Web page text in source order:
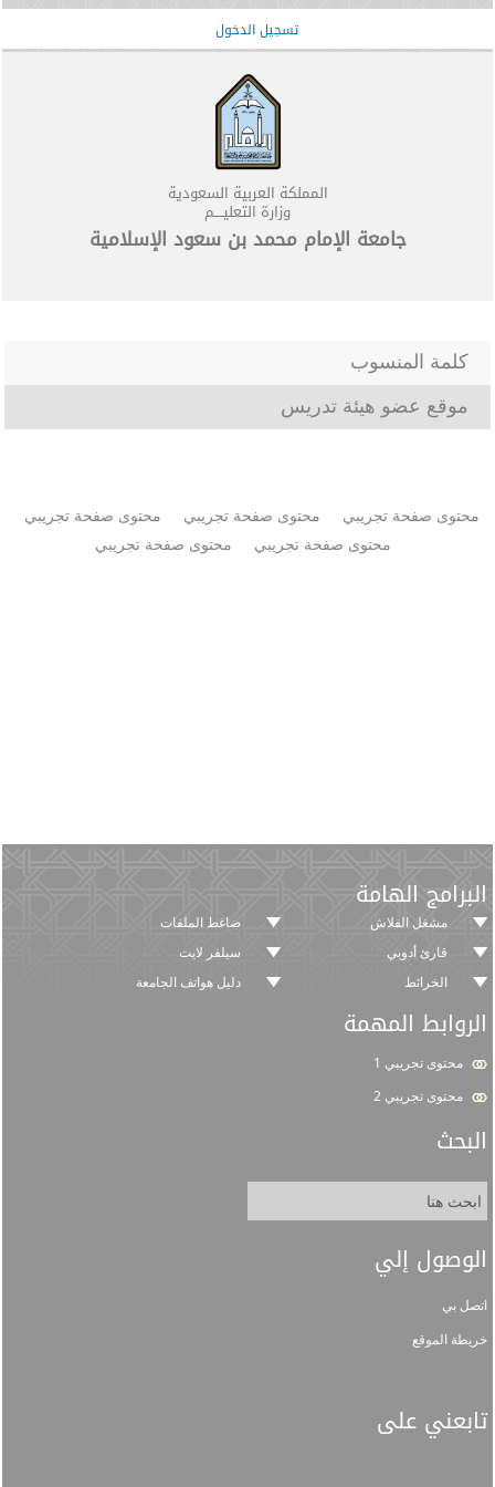
تسجيل الدخول
المملكة العربية السعودية
وزارة التعليــــم
جامعة الإمام محمد بن سعود الإسلامية
موقع عضو هيئة تدريس
كلمة المنسوب
محتوى صفحة تجريبي محتوى صفحة تجريبي محتوى صفحة تجريبي
محتوى صفحة تجريبي محتوى صفحة تجريبي
البرامج الهامة
مشغل الفلاش
ضاغط الملفات
قارئ أدوبي
سيلفر لايت
الخرائط
دليل هواتف الجامعة
الروابط المهمة
محتوى تجريبي 1
محتوى تجريبي 2
البحث
الوصول إلي
اتصل بي
خريطة الموقع
تابعني على